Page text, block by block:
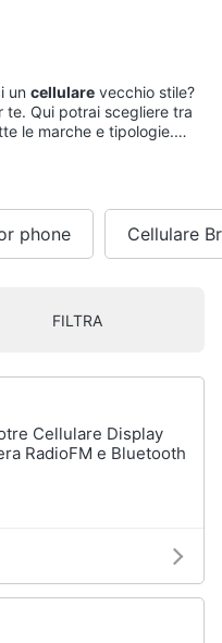
un cellulare vecchio stile?
te. Qui potrai scegliere tra
le marche e tipologie.
volte che vuoi senza la
fi che non funziona. Il
fronzoli e soprattutto
tra i telefoni per
suggeriti da noi.
phone Cellulare
FILTRA
Cellulare Display
RadioFM e Bluetooth